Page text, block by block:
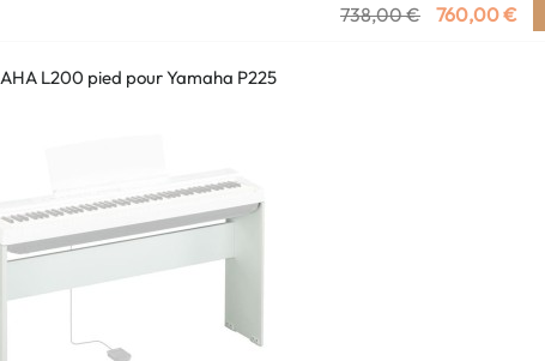
738,00 € 760,00 €
L200 pied pour Yamaha P225